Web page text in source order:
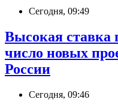
Сегодня, 09:49
Высокая ставка
число новых
России
Сегодня, 09:46